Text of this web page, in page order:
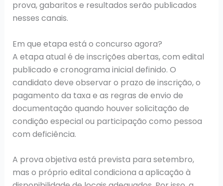
prova, gabaritos e resultados serão publicados
nesses canais.
Em que etapa está o concurso agora?
A etapa atual é de inscrições abertas, com edital
publicado e cronograma inicial definido. O
candidato deve observar o prazo de inscrição, o
pagamento da taxa e as regras de envio de
documentação quando houver solicitação de
condição especial ou participação como pessoa
com deficiência.
A prova objetiva está prevista para setembro,
mas o próprio edital condiciona a aplicação à